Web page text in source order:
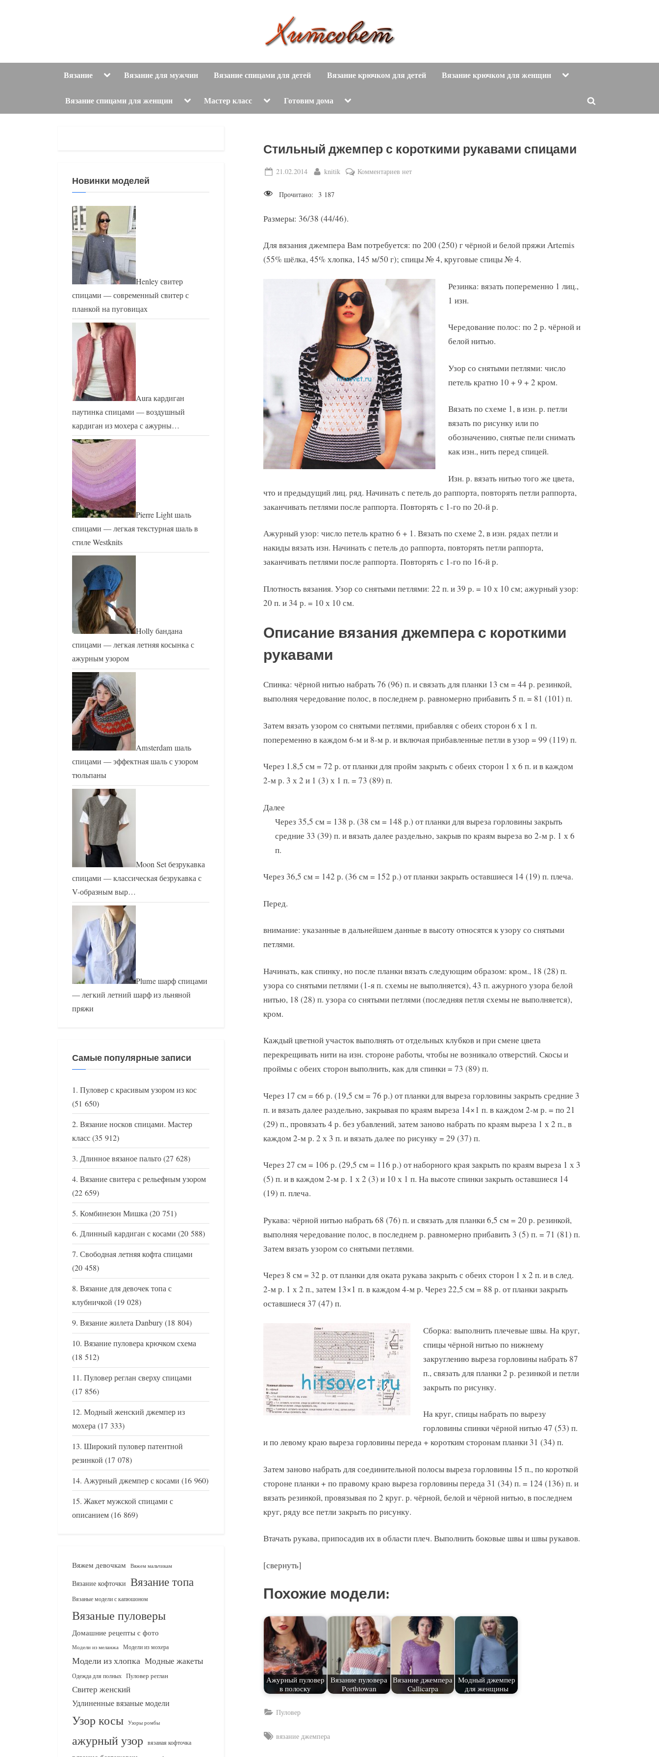
и
т
о
в
е
т
вязание
с
описанием
и
Вязание ToggleВязание для мужчин Вязание спицами для детей Вязание крючком для детей Вязание крючком для женщин Toggle
Вязание спицами для женщин Toggle
menu
Мастер класс Toggle
menu
Готовим дома Toggle
menu
Toggle
Стильный джемпер с короткими рукавами спицами
Posted
21.02.2014 By
knitik Комментариев к
рукавами
спицами
нет
Прочитано: 3 187
Размеры: 36/38 (44/46).
Для вязания джемпера Вам потребуется: по 200 (250) г чёрной и белой пряжи Artemis
(55% шёлка, 45% хлопка, 145 м/50 г); спицы № 4, круговые спицы № 4.
Резинка: вязать попеременно 1 лиц.,
1 изн.
Чередование полос: по 2 р. чёрной и
белой нитью.
Узор со снятыми петлями: число
петель кратно 10 + 9 + 2 кром.
Вязать по схеме 1, в изн. р. петли
вязать по рисунку или по
обозначению, снятые пели снимать
как изн., нить перед спицей.
Изн. р. вязать нитью того же цвета,
что и предыдущий лиц. ряд. Начинать с петель до раппорта, повторять петли раппорта,
заканчивать петлями после раппорта. Повторять с 1-го по 20-й р.
Ажурный узор: число петель кратно 6 + 1. Вязать по схеме 2, в изн. рядах петли и
накиды вязать изн. Начинать с петель до раппорта, повторять петли раппорта,
заканчивать петлями после раппорта. Повторять с 1-го по 16-й р.
Плотность вязания. Узор со снятыми петлями: 22 п. и 39 р. = 10 х 10 см; ажурный узор:
20 п. и 34 р. = 10 х 10 см.
Описание вязания джемпера с короткими
рукавами
Спинка: чёрной нитью набрать 76 (96) п. и связать для планки 13 см = 44 р. резинкой,
выполняя чередование полос, в последнем р. равномерно прибавить 5 п. = 81 (101) п.
Затем вязать узором со снятыми петлями, прибавляя с обеих сторон 6 х 1 п.
попеременно в каждом 6-м и 8-м р. и включая прибавленные петли в узор = 99 (119) п.
Через 1.8,5 см = 72 р. от планки для пройм закрыть с обеих сторон 1 х 6 п. и в каждом
2-м р. 3 х 2 и 1 (3) х 1 п. = 73 (89) п.
Далее
Через 35,5 см = 138 р. (38 см = 148 р.) от планки для выреза горловины закрыть
средние 33 (39) п. и вязать далее раздельно, закрыв по краям выреза во 2-м р. 1 х 6
п.
Через 36,5 см = 142 р. (36 см = 152 р.) от планки закрыть оставшиеся 14 (19) п. плеча.
Перед.
внимание: указанные в дальнейшем данные в высоту относятся к узору со снятыми
петлями.
Начинать, как спинку, но после планки вязать следующим образом: кром., 18 (28) п.
узора со снятыми петлями (1-я п. схемы не выполняется), 43 п. ажурного узора белой
нитью, 18 (28) п. узора со снятыми петлями (последняя петля схемы не выполняется),
кром.
Каждый цветной участок выполнять от отдельных клубков и при смене цвета
перекрещивать нити на изн. стороне работы, чтобы не возникало отверстий. Скосы и
проймы с обеих сторон выполнить, как для спинки = 73 (89) п.
Через 17 см = 66 р. (19,5 см = 76 р.) от планки для выреза горловины закрыть средние 3
п. и вязать далее раздельно, закрывая по краям выреза 14×1 п. в каждом 2-м р. = по 21
(29) п., провязать 4 р. без убавлений, затем заново набрать по краям выреза 1 х 2 п., в
каждом 2-м р. 2 х 3 п. и вязать далее по рисунку = 29 (37) п.
Через 27 см = 106 р. (29,5 см = 116 р.) от наборного края закрыть по краям выреза 1 х 3
(5) п. и в каждом 2-м р. 1 х 2 (3) и 10 х 1 п. На высоте спинки закрыть оставшиеся 14
(19) п. плеча.
Рукава: чёрной нитью набрать 68 (76) п. и связать для планки 6,5 см = 20 р. резинкой,
выполняя чередование полос, в последнем р. равномерно прибавить 3 (5) п. = 71 (81) п.
Затем вязать узором со снятыми петлями.
Через 8 см = 32 р. от планки для оката рукава закрыть с обеих сторон 1 х 2 п. и в след.
2-м р. 1 х 2 п., затем 13×1 п. в каждом 4-м р. Через 22,5 см = 88 р. от планки закрыть
оставшиеся 37 (47) п.
Сборка: выполнить плечевые швы. На круг,
спицы чёрной нитью по нижнему
закруглению выреза горловины набрать 87
п., связать для планки 2 р. резинкой и петли
закрыть по рисунку.
На круг, спицы набрать по вырезу
горловины спинки чёрной нитью 47 (53) п.
и по левому краю выреза горловины переда + коротким сторонам планки 31 (34) п.
Затем заново набрать для соединительной полосы выреза горловины 15 п., по короткой
стороне планки + по правому краю выреза горловины переда 31 (34) п. = 124 (136) п. и
вязать резинкой, провязывая по 2 круг. р. чёрной, белой и чёрной нитью, в последнем
круг, ряду все петли закрыть по рисунку.
Втачать рукава, припосадив их в области плеч. Выполнить боковые швы и швы рукавов.
[свернуть]
Похожие модели:
Ажурный пуловер
в полоску
Вязание пуловера
Porthtowan
Вязание джемпера
Callicarpa
Модный джемпер
для женщины
Пуловер
Tags:
вязание джемпера
Новинки моделей
Henley свитер
спицами — современный свитер с
планкой на пуговицах
Aura кардиган
паутинка спицами — воздушный
кардиган из мохера с ажурны…
Pierre Light шаль
спицами — легкая текстурная шаль в
стиле Westknits
Holly бандана
спицами — легкая летняя косынка с
ажурным узором
Amsterdam шаль
спицами — эффектная шаль с узором
тюльпаны
Moon Set безрукавка
спицами — классическая безрукавка с
V-образным выр…
Plume шарф спицами
— легкий летний шарф из льняной
пряжи
Самые популярные записи
Пуловер с красивым узором из кос
(51 650)
Вязание носков спицами. Мастер
класс(35 912)
Длинное вязаное пальто(27 628)
Вязание свитера с рельефным узором
(22 659)
Комбинезон Мишка(20 751)
Длинный кардиган с косами (20 588)
Свободная летняя кофта спицами
(20 458)
Вязание для девочек топа с
клубничкой (19 028)
Вязание жилета Danbury(18 804)
Вязание пуловера крючком схема
(18 512)
Пуловер реглан сверху спицами
(17 856)
Модный женский джемпер из
мохера(17 333)
Широкий пуловер патентной
резинкой (17 078)
Ажурный джемпер с косами (16 960)
Жакет мужской спицами с
описанием(16 869)
Вяжем девочкам Вяжем мальчикам
Вязание кофточки Вязание топа
Вязаные модели с капюшоном
Вязаные пуловеры
Домашние рецепты с фото
Модели из меланжа Модели из мохера
Модели из хлопка Модные жакеты
Одежда для полных Пуловер реглан
Свитер женский
Удлиненные вязаные модели
Узор косы Узоры ромбы
ажурный узор вязаная кофточка